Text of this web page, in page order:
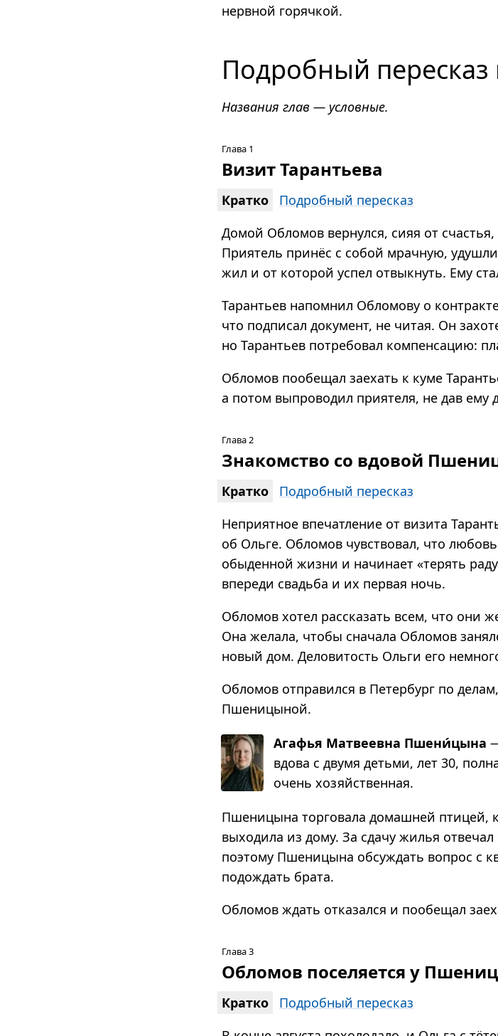
нервной горячкой.
Подробный пересказ
Названия глав — условные.
Глава 1
Визит Тарантьева
Кратко
Подробный пересказ
Домой Обломов вернулся, сияя от счастья,
Приятель принёс с собой мрачную,
жил и от которой успел отвыкнуть. Ему
Тарантьев напомнил Обломову о
что подписал документ, не читая. Он
но Тарантьев потребовал компенсацию:
Обломов пообещал заехать к куме
а потом выпроводил приятеля, не дав ему
Глава 2
Знакомство со вдовой
Кратко
Подробный пересказ
Неприятное впечатление от визита
об Ольге. Обломов чувствовал, что
обыденной жизни и начинает «терять
впереди свадьба и их первая ночь.
Обломов хотел рассказать всем, что они
Она желала, чтобы сначала Обломов
новый дом. Деловитость Ольги его
Обломов отправился в Петербург по
Пшеницыной.
Агафья Матвеевна Пшени́цына
вдова с двумя детьми, лет 30,
очень хозяйствен­ная.
Пшеницына торговала домашней птицей,
выходила из дому. За сдачу жилья
поэтому Пшеницына обсуждать вопрос с
подождать брата.
Обломов ждать отказался и пообещал
Глава 3
Обломов поселяется у
Кратко
Подробный пересказ